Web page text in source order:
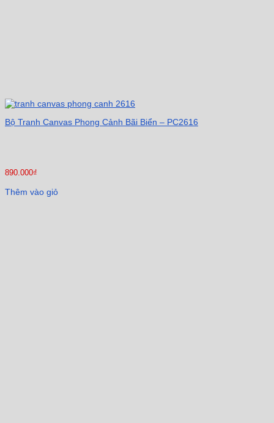
Bộ Tranh Canvas Phong Cảnh Bãi Biển – PC2616
890.000₫
Thêm vào giỏ